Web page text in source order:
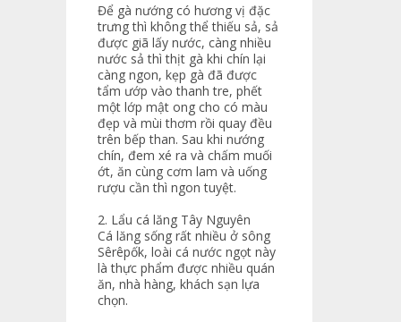
Để gà nướng có hương vị đặc
trưng thì không thể thiếu sả, sả
được giã lấy nước, càng nhiều
nước sả thì thịt gà khi chín lại
càng ngon, kẹp gà đã được
tẩm ướp vào thanh tre, phết
một lớp mật ong cho có màu
đẹp và mùi thơm rồi quay đều
trên bếp than. Sau khi nướng
chín, đem xé ra và chấm muối
ớt, ăn cùng cơm lam và uống
rượu cần thì ngon tuyệt.
2. Lẩu cá lăng Tây Nguyên
Cá lăng sống rất nhiều ở sông
Sêrêpốk, loài cá nước ngọt này
là thực phẩm được nhiều quán
ăn, nhà hàng, khách sạn lựa
chọn.